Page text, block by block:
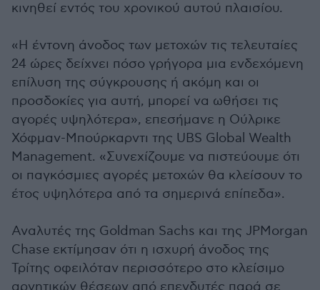
κινηθεί εντός του χρονικού αυτού πλαισίου.
«Η έντονη άνοδος των μετοχών τις τελευταίες
24 ώρες δείχνει πόσο γρήγορα μια ενδεχόμενη
επίλυση της σύγκρουσης ή ακόμη και οι
προσδοκίες για αυτή, μπορεί να ωθήσει τις
αγορές υψηλότερα», επεσήμανε η Ούλρικε
Χόφμαν-Μπούρκαρντι της UBS Global Wealth
Management. «Συνεχίζουμε να πιστεύουμε ότι
οι παγκόσμιες αγορές μετοχών θα κλείσουν το
έτος υψηλότερα από τα σημερινά επίπεδα».
Αναλυτές της Goldman Sachs και της JPMorgan
Chase εκτίμησαν ότι η ισχυρή άνοδος της
Τρίτης οφειλόταν περισσότερο στο κλείσιμο
αρνητικών θέσεων από επενδυτές παρά σε